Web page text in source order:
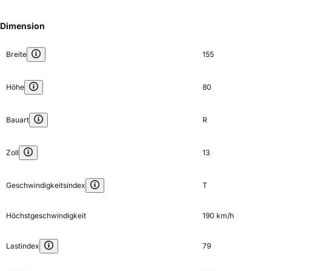
Dimension
Breite 155
Höhe 80
Bauart R
Zoll 13
Geschwindigkeitsindex T
Höchstgeschwindigkeit 190 km/h
Lastindex 79